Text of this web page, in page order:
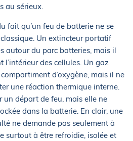
au sérieux.
fait qu’un feu de batterie ne se
Un extincteur portatif
autour du parc batteries, mais il
l’intérieur des cellules. Un gaz
d’oxygène, mais il ne
une réaction thermique interne.
un départ de feu, mais elle ne
dans la batterie. En clair, une
ne demande pas seulement à
surtout à être refroidie, isolée et